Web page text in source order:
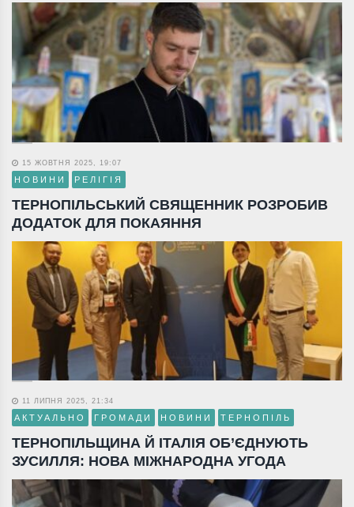
15 ЖОВТНЯ 2025, 19:07
НОВИНИ РЕЛІГІЯ
ТЕРНОПІЛЬСЬКИЙ СВЯЩЕННИК РОЗРОБИВ
ДОДАТОК ДЛЯ ПОКАЯННЯ
11 ЛИПНЯ 2025, 21:34
АКТУАЛЬНО ГРОМАДИ НОВИНИ ТЕРНОПІЛЬ
ТЕРНОПІЛЬЩИНА Й ІТАЛІЯ ОБ’ЄДНУЮТЬ
ЗУСИЛЛЯ: НОВА МІЖНАРОДНА УГОДА